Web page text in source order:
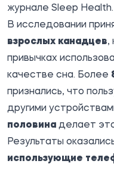
журнале Sleep Health.
В исследовании
взрослых канадцев,
привычках
качестве сна. Более
признались, что
другими
половина делает
Результаты
использующие